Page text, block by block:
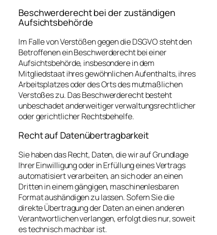
Beschwerde­recht bei der zuständigen
Aufsichts­behörde
Im Falle von Verstößen gegen die DSGVO steht den
Betroffenen ein Beschwerderecht bei einer
Aufsichtsbehörde, insbesondere in dem
Mitgliedstaat ihres gewöhnlichen Aufenthalts, ihres
Arbeitsplatzes oder des Orts des mutmaßlichen
Verstoßes zu. Das Beschwerderecht besteht
unbeschadet anderweitiger verwaltungsrechtlicher
oder gerichtlicher Rechtsbehelfe.
Recht auf Daten­übertrag­barkeit
Sie haben das Recht, Daten, die wir auf Grundlage
Ihrer Einwilligung oder in Erfüllung eines Vertrags
automatisiert verarbeiten, an sich oder an einen
Dritten in einem gängigen, maschinenlesbaren
Format aushändigen zu lassen. Sofern Sie die
direkte Übertragung der Daten an einen anderen
Verantwortlichen verlangen, erfolgt dies nur, soweit
es technisch machbar ist.